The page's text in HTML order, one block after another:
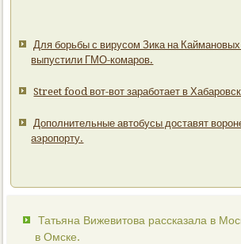
Для борьбы с вирусом Зика на Каймановых
выпустили ГМО-комаров.
Street food вот-вот заработает в
Дополнительные автобусы доставят
аэропорту.
Татьяна Вижевитова рассказала в
в Омске.